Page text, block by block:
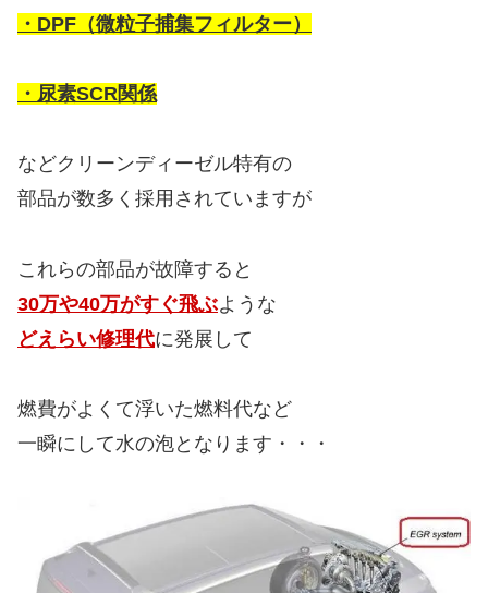
・DPF（微粒子捕集フィルター）
・尿素SCR関係
などクリーンディーゼル特有の
部品が数多く採用されていますが
これらの部品が故障すると
30万や40万がすぐ飛ぶような
どえらい修理代に発展して
燃費がよくて浮いた燃料代など
一瞬にして水の泡となります・・・